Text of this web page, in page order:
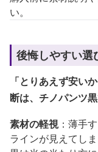
い。
後悔しやすい選
「とりあえず安い
断は、チノパンツ
素材の軽視：薄手
ラインが見えてし